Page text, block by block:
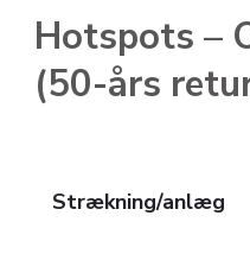
Hotspots –
(50-års
Strækning/anlæg